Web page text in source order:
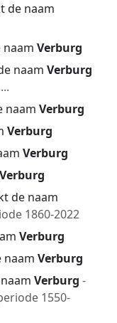
de naam
Verburg
naam Verburg
naam Verburg
Verburg
Verburg
Verburg
de naam
1860-2022
Verburg
naam Verburg
Verburg -
1550-